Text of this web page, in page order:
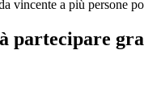
vincente a più persone
partecipare